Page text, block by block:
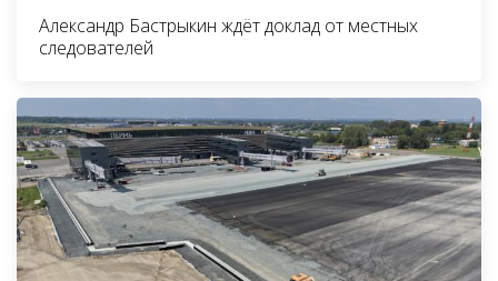
Александр Бастрыкин ждёт доклад от местных
следователей